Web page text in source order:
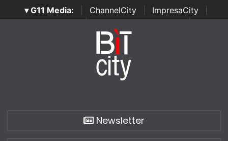
▾ G11 Media: ChannelCity ImpresaCity
SecurityOpenLab | Italian Channel Awards | Italian
Italian Security Awards
Newsletter